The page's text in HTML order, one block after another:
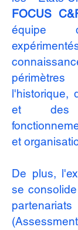
FOCUS
équipe
périmètres
l'historique,
et des
et
De plus,
se